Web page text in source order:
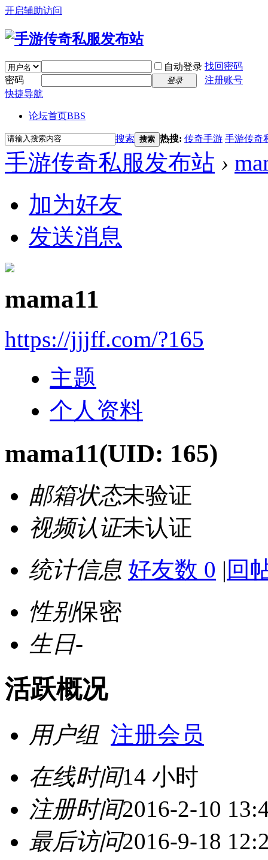
开启辅助访问
自动登录 找回密码
密码
登录
注册账号
快捷导航
论坛首页BBS
搜索 搜索 热搜: 传奇手游 手游传奇
手游传奇私服发布站 ›
加为好友
发送消息
mama11
https://jjjff.com/?165
主题
个人资料
mama11(UID: 165)
邮箱状态未验证
视频认证未认证
统计信息 好友数 0 | 回
性别保密
生日-
活跃概况
用户组 注册会员
在线时间14 小时
注册时间2016-2-10
最后访问2016-9-18